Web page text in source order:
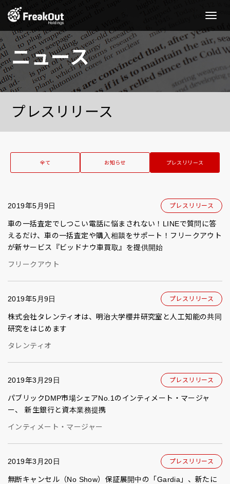
Toggle
ニュース
プレスリリース
全て お知らせ プレスリリース
2019年5月9日 プレスリリース
車の一括査定でしつこい電話に悩まされない！LINEで質問に答
えるだけ、車の一括査定や購入相談をサポート！フリークアウト
が新サービス『ビッドナウ車買取』を提供開始
フリークアウト
2019年5月9日 プレスリリース
株式会社タレンティオは、明治大学櫻井研究室と人工知能の共同
研究をはじめます
タレンティオ
2019年3月29日 プレスリリース
パブリックDMP市場シェアNo.1のインティメート・マージャ
ー、 新生銀行と資本業務提携
インティメート・マージャー
2019年3月20日 プレスリリース
無断キャンセル（No Show）保証展開中の「Gardia」、新たに